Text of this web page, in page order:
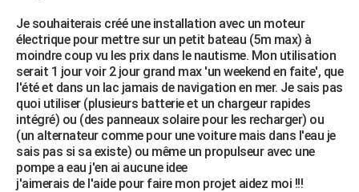
BRICOLAGE
Forum
Aménagement intérieur
Extérieur
Cuisine
Salle de bains
Jardinage
Rangement
WEEK-END
Guides de France
Escapades
Patrimoine
Expositions
Musées
Week-end nature
+LIFESTYLE
Art de vivre
Bien-être
Loisirs
Mode
Modes de vie
SANTE
Alimentation
Guide de la santé
Maladies
Médicaments
Sommeil
VOYAGE
Destinations
City break
Voyage nature
Voyage de noces
Forum
Climat
+PHOTO
Je souhaiterais créé une installation avec un moteur
électrique pour mettre sur un petit bateau (5m max) à
moindre coup vu les prix dans le nautisme. Mon utilisation
serait 1 jour voir 2 jour grand max 'un weekend en faite', que
l'été et dans un lac jamais de navigation en mer. Je sais pas
quoi utiliser (plusieurs batterie et un chargeur rapides
intégré) ou (des panneaux solaire pour les recharger) ou
(un alternateur comme pour une voiture mais dans l'eau je
sais pas si sa existe) ou même un propulseur avec une
pompe a eau j'en ai aucune idee
j'aimerais de l'aide pour faire mon projet aidez moi !!!